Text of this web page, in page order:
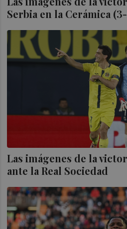
Serbia en la Cerámica
Las imágenes de la
ante la Real Sociedad